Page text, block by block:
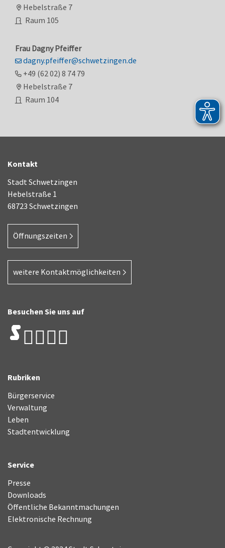
Hebelstraße 7
Raum 105
Frau Dagny Pfeiffer
dagny.pfeiffer@schwetzingen.de
+49 (6202) 8 74 79
Hebelstraße 7
Raum 104
Kontakt
Stadt Schwetzingen
Hebelstraße 1
68723 Schwetzingen
Öffnungszeiten
weitere Kontaktmöglichkeiten
Besuchen Sie uns auf
Rubriken
Bürgerservice
Verwaltung
Leben
Stadtentwicklung
Service
Presse
Downloads
Öffentliche Bekanntmachungen
Elektronische Rechnung